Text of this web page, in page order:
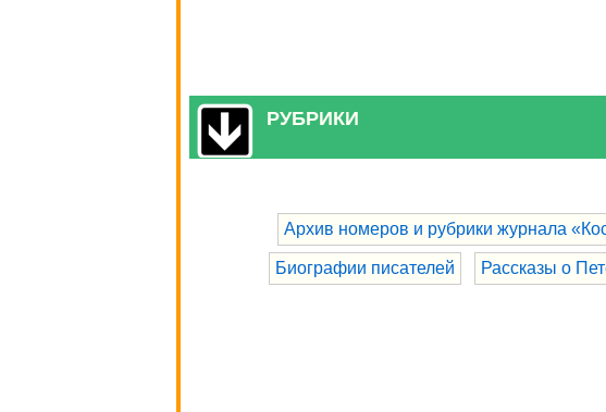
РУБРИКИ
Архив номеров и рубрики журнала
Биографии писателей Рассказы о